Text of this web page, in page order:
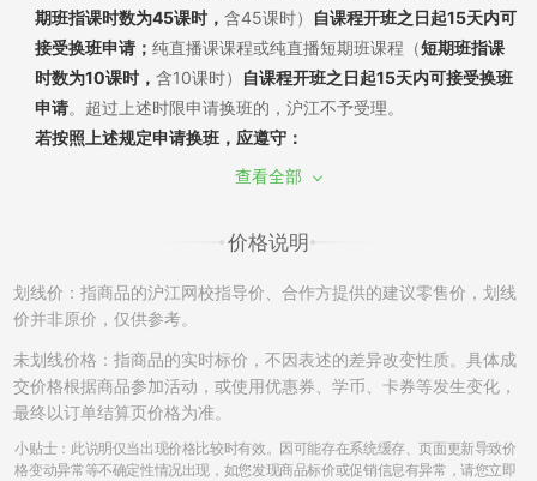
期班指课时数为45课时， 含45课时）
自课程开班之日起15天内可
接受换班申请； 纯直播课课程或纯直播短期班课程（短期班指课
时数为10课时， 含10课时）
自课程开班之日起15天内可接受换班
申请。超过上述时限申请换班的，沪江不予受理。
若按照上述规定申请换班，应遵守：
（1）换班需经过学员申请和沪江审批，换班差价需遵循现行售后
录，可申请换班至该课程的其他班级，差价不退不补。
（2）如产生课程换班，开通课程时使用消耗的学习卡/优惠券将
不能再次使用，亦不能在置换的班级中进行抵扣课程费用。
（3）开通的课程只有一次换班机会，已申请并成功更换的课程不
再接受换班申请。另外，成功换班后的课程，不再享有申请退班
的权利。例如A课程-->B课程，B课程不能再次申请更换和退班。
（4）更换课程中，若申请由课程费用低的班级换至为课程费用高
的班级，根据学员的需要申请，沪江可提供差额部分费用对应的
查看全部
价格说明
划线价：指商品的沪江网校指导价、合作方提供的建议零售价，划线
价并非原价，仅供参考。
未划线价格：指商品的实时标价，不因表述的差异改变性质。具体成
交价格根据商品参加活动，或使用优惠券、学币、卡券等发生变化，
最终以订单结算页价格为准。
小贴士：此说明仅当出现价格比较时有效。因可能存在系统缓存、页面更新导致价
格变动异常等不确定性情况出现，如您发现商品标价或促销信息有异常，请您立即